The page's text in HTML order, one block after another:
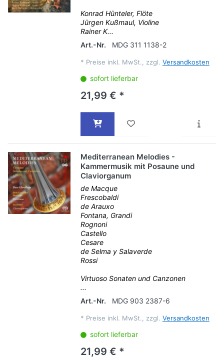
Konrad Hünteler, Flöte
Jürgen Kußmaul, Violine
Rainer K...
Art.-Nr.
MDG 311 1138-2
* Preise inkl. MwSt., zzgl. Versandkosten
sofort lieferbar
21,99 € *
Mediterranean Melodies -
Kammermusik mit Posaune und
Claviorganum
de Macque
Frescobaldi
de Arauxo
Fontana, Grandi
Rognoni
Castello
Cesare
de Selma y Salaverde
Rossi
Virtuoso Sonaten und Canzonen
...
Art.-Nr.
MDG 903 2387-6
* Preise inkl. MwSt., zzgl. Versandkosten
sofort lieferbar
21,99 € *